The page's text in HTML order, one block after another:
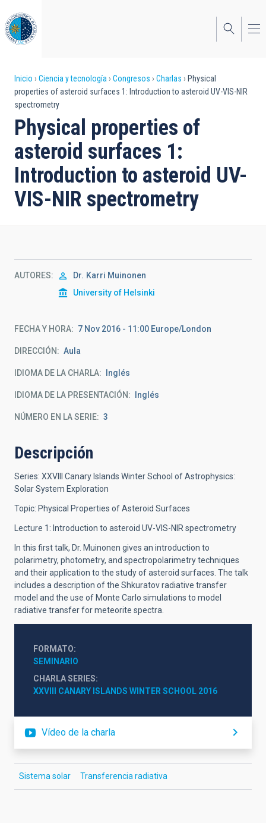
al
contenido
principal
Sobrescribir
enlaces
de
ayuda
a
la
navegación
Inicio Ciencia y tecnología Congresos Charlas
Physical
properties of asteroid surfaces 1: Introduction to asteroid UV-VIS-NIR
spectrometry
Physical properties of
asteroid surfaces 1:
Introduction to asteroid UV-
VIS-NIR spectrometry
AUTORES Dr. Karri Muinonen
University of Helsinki
FECHA Y HORA 7 Nov 2016 - 11:00 Europe/London
DIRECCIÓN Aula
IDIOMA DE LA CHARLA Inglés
IDIOMA DE LA PRESENTACIÓN Inglés
NÚMERO EN LA SERIE 3
Descripción
Series: XXVIII Canary Islands Winter School of Astrophysics:
Solar System Exploration
Topic: Physical Properties of Asteroid Surfaces
Lecture 1: Introduction to asteroid UV-VIS-NIR spectrometry
In this first talk, Dr. Muinonen gives an introduction to
polarimetry, photometry, and spectropolarimetry techniques
and their application to the study of asteroid surfaces. The talk
includes a description of the Shkuratov radiative transfer
model and the use of Monte Carlo simulations to model
radiative transfer for meteorite spectra.
FORMATO
SEMINARIO
CHARLA SERIES
XXVIII CANARY ISLANDS WINTER SCHOOL 2016
Vídeo de la charla
Sistema solar Transferencia radiativa